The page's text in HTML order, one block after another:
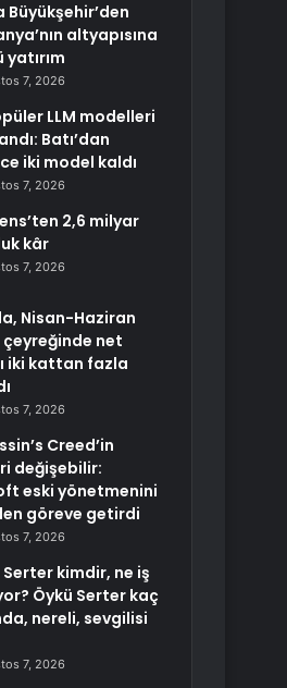
Büyükşehir’den
altyapısına
yatırım
7, 2026
LLM modelleri
Batı’dan
iki model kaldı
7, 2026
2,6 milyar
kâr
7, 2026
Nisan-Haziran
çeyreğinde net
iki kattan fazla
7, 2026
Creed’in
değişebilir:
eski yönetmenini
göreve getirdi
7, 2026
Serter kimdir, ne iş
Öykü Serter kaç
nereli, sevgilisi
7, 2026